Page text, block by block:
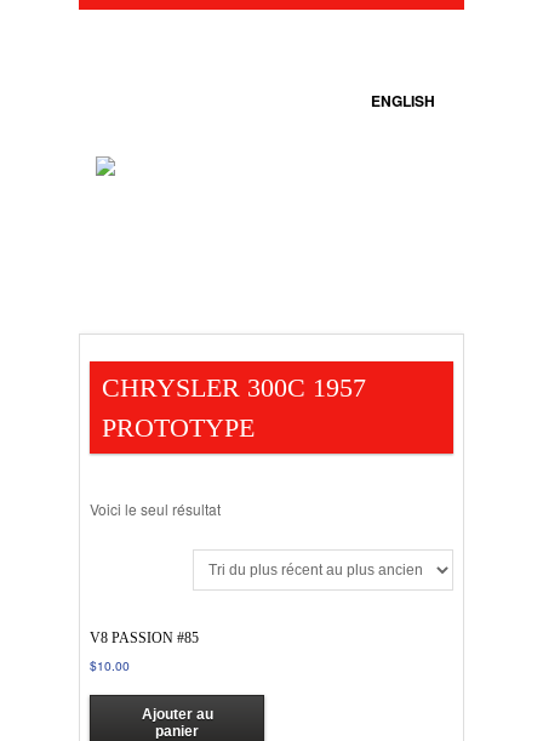
ENGLISH
CHRYSLER 300C 1957
PROTOTYPE
Voici le seul résultat
V8 PASSION #85
$10.00
Ajouter au
panier